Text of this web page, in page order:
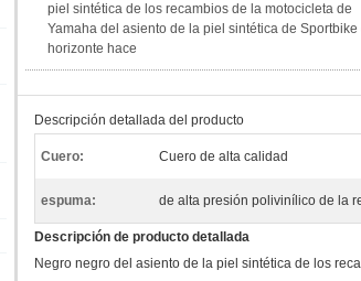
piel sintética de los recambios de la motocicleta de
Yamaha del asiento de la piel sintética de Sportbike
horizonte hace
Descripción detallada del producto
Cuero: Cuero de alta calidad
espuma: de alta presión polivinílico de la
Descripción de producto detallada
Negro negro del asiento de la piel sintética de los